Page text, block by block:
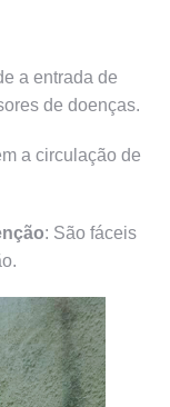
a entrada de
de doenças.
a circulação de
: São fáceis